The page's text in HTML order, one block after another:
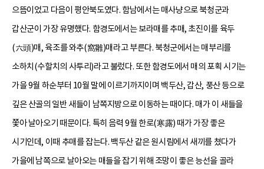
으뜸이었고 다음이 평안북도였다. 함남에서는 매사냥으로 북청군과
갑산군이 가장 유명했다. 함경도에서는 보라매를 추매, 초진이를 육두
(六頭)매, 육조를 와추(窩雛)매라고 부른다. 북청군에서는 매부리를
소하치(수할치의 사투리)라고 불렀다. 또한 함경도에서 매의 포획 시기는
가을 9월 하순부터 10월 말에 이르기까지이며 백두산, 갑산, 풍산 등으로
깊은 산골의 일반 새들이 남쪽지방으로 이동하는 때이다. 매가 이 새들을
쫓아 날아오기 때문이다. 특히 음력 9월 한로(寒露) 때가 가장 좋은
시기인데, 이때 추매를 잡는다. 백두산 같은 원시림에서 새끼를 쳤다가
가을에 남쪽으로 날아오는 매들을 잡기 위해 조망이 좋은 능선을 골라